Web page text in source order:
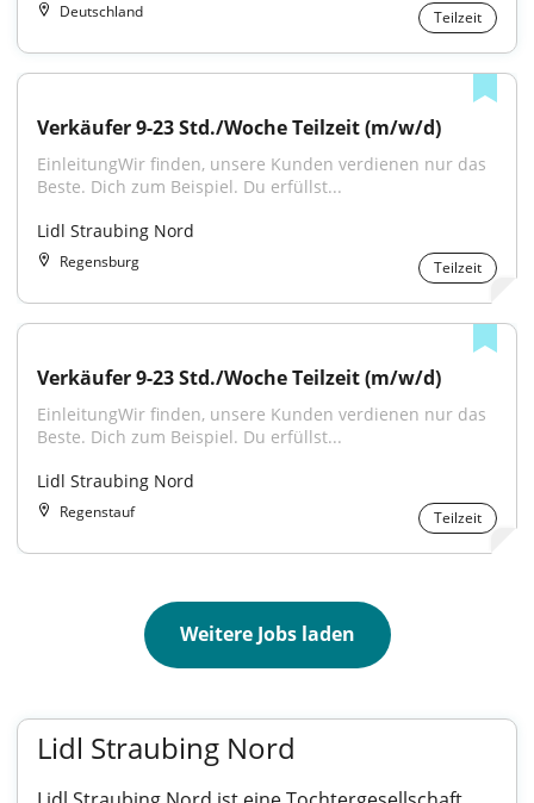
Deutschland Teilzeit
Verkäufer 9-23 Std./Woche Teilzeit (m/w/d)
EinleitungWir finden, unsere Kunden verdienen nur das
Beste. Dich zum Beispiel. Du erfüllst...
Lidl Straubing Nord
Regensburg Teilzeit
Verkäufer 9-23 Std./Woche Teilzeit (m/w/d)
EinleitungWir finden, unsere Kunden verdienen nur das
Beste. Dich zum Beispiel. Du erfüllst...
Lidl Straubing Nord
Regenstauf Teilzeit
Weitere Jobs laden
Lidl Straubing Nord